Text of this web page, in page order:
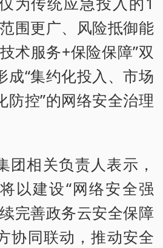
围更广、风险抵御能
术服务+保险保障”双
成“集约化投入、市场
防控”的网络安全治理
团相关负责人表示，
以建设“网络安全强
完善政务云安全保障
协同联动，推动安全